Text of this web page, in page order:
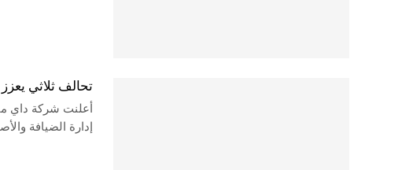
تحالف ثلاثي
إدارة الضيافة